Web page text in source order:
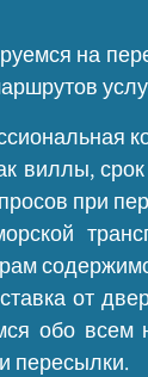
на
виллы,
при
от
обо
пересылки.